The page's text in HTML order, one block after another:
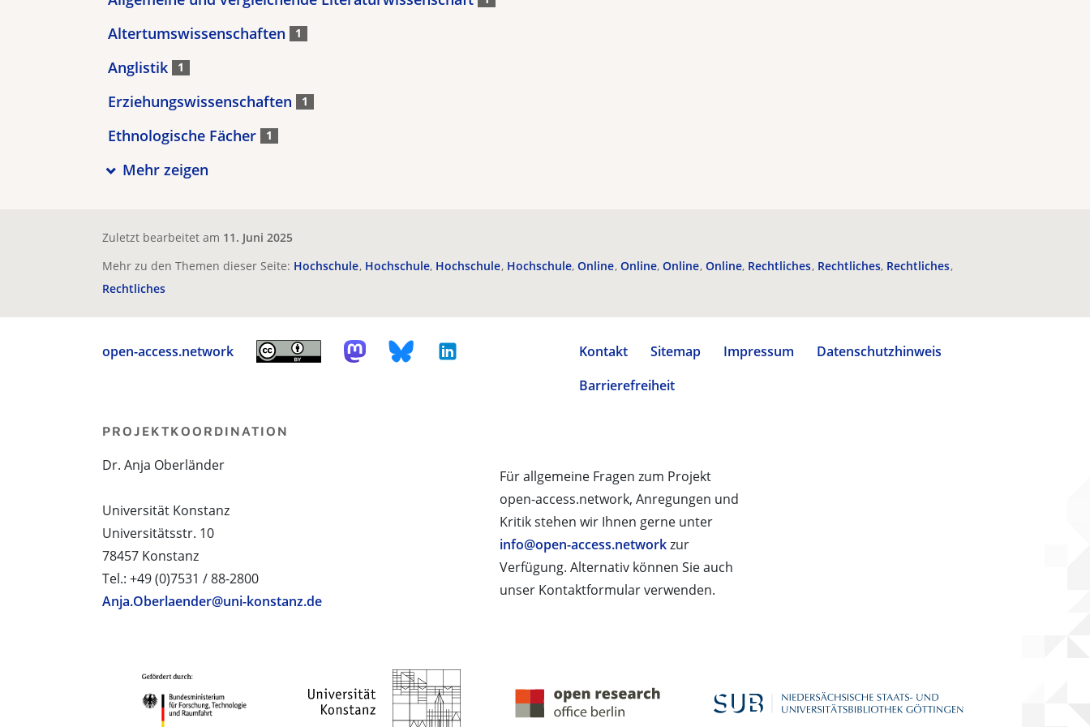
Altertumswissenschaften 1
Anglistik 1
Erziehungswissenschaften 1
Ethnologische Fächer 1
Mehr zeigen
Zuletzt bearbeitet am 11. Juni 2025
Mehr zu den Themen dieser Seite: Hochschule Hochschule Hochschule Hochschule Online Online Online Online Rechtliches Rechtliches Rechtliches
Rechtliches
open-access.network Kontakt Sitemap Impressum
Datenschutzhinweis
Barrierefreiheit
Für allgemeine Fragen zum Projekt
open-access.network, Anregungen und
Kritik stehen wir Ihnen gerne unter
info@open-access.networkzur
Verfügung. Alternativ können Sie auch
unser Kontaktformular verwenden.
PROJEKTKOORDINATION
Dr. Anja Oberländer
Universität Konstanz
Universitätsstr. 10
78457 Konstanz
Tel.: +49 (0)7531 / 88-2800
Anja.Oberlaender@uni-konstanz.de